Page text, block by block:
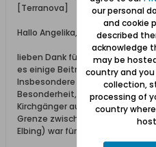
[Terranova]
Hallo Angelika,
lieben Dank für deinen Tipp.
es einige Beiträge zum Ort
Insbesondere der Artikel über
Besonderheit, dass die Kirche
Kirchgänger auf Elbinger
Grenze zwischen dem Freistaat
Elbing) war für mich interessant.
our personal
and cookie
described
acknowledge
may be
country and
collection,
processing of
country